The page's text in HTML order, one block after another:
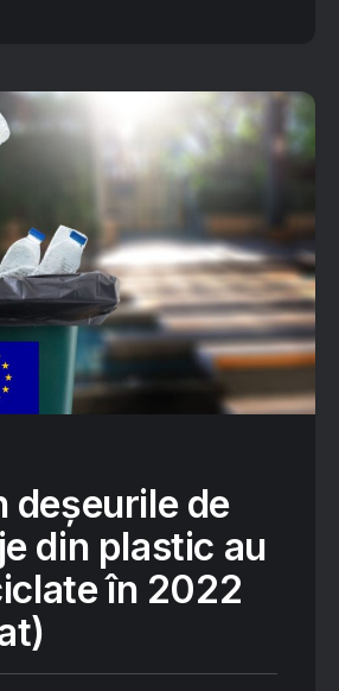
deșeurile de
din plastic au
în 2022